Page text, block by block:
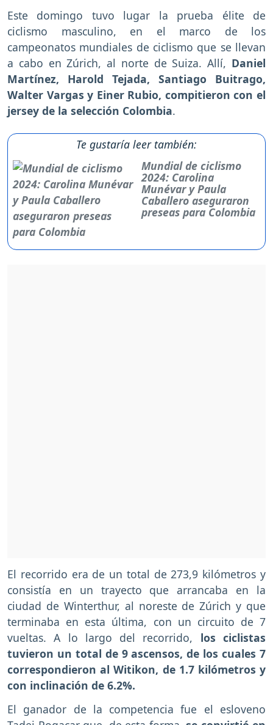
Este domingo tuvo lugar la prueba élite de
ciclismo masculino, en el marco de los
campeonatos mundiales de ciclismo que se llevan
a cabo en Zúrich, al norte de Suiza. Allí, Daniel
Martínez, Harold Tejada, Santiago Buitrago,
Walter Vargas y Einer Rubio, compitieron con el
jersey de la selección Colombia.
Te gustaría leer también:
Mundial de ciclismo
2024: Carolina
Munévar y Paula
Caballero aseguraron
preseas para Colombia
El recorrido era de un total de 273,9 kilómetros y
consistía en un trayecto que arrancaba en la
ciudad de Winterthur, al noreste de Zúrich y que
terminaba en esta última, con un circuito de 7
vueltas. A lo largo del recorrido, los ciclistas
tuvieron un total de 9 ascensos, de los cuales 7
correspondieron al Witikon, de 1.7 kilómetros y
con inclinación de 6.2%.
El ganador de la competencia fue el esloveno